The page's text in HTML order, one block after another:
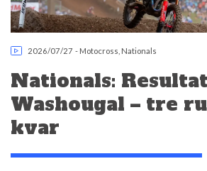
2026/07/27 - Motocross Nationals
Nationals:
Washougal – tre
kvar